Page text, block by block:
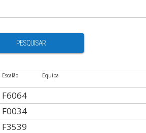
PESQUISAR
Escalão Equipa
F6064
F0034
F3539